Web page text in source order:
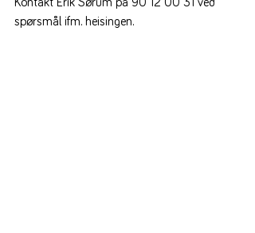
spørsmål ifm. heisingen.